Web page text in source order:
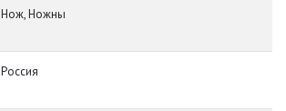
Нож, Ножны
Россия